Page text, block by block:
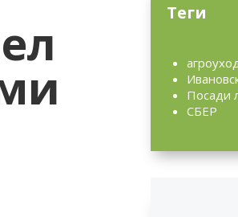
Теги
агроуход
Посади
СБЕР